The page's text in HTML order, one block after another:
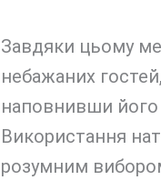
Завдяки цьому
небажаних
наповнивши
Використання
розумним